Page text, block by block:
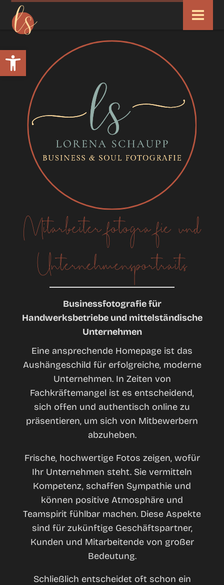
Werkzeugleiste öffnen
Mitarbeiterfotografie und
Unternehmensportraits
Businessfotografie für
Handwerksbetriebe und mittelständische
Unternehmen
Eine ansprechende Homepage ist das
Aushängeschild für erfolgreiche, moderne
Unternehmen. In Zeiten von
Fachkräftemangel ist es entscheidend,
sich offen und authentisch online zu
präsentieren, um sich von Mitbewerbern
abzuheben.
Frische, hochwertige Fotos zeigen, wofür
Ihr Unternehmen steht. Sie vermitteln
Kompetenz, schaffen Sympathie und
können positive Atmosphäre und
Teamspirit fühlbar machen. Diese Aspekte
sind für zukünftige Geschäftspartner,
Kunden und Mitarbeitende von großer
Bedeutung.
Schließlich entscheidet oft schon ein